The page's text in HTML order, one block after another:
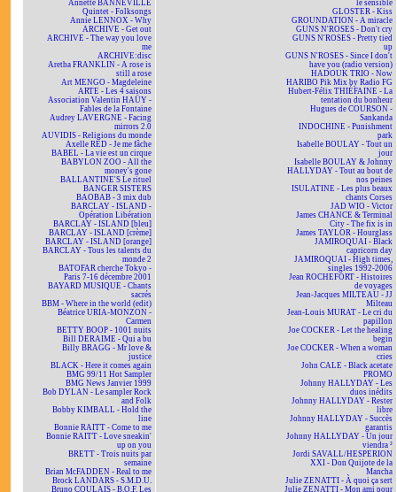
Annette BANNEVILLE
Quintet - Folksongs
Annie LENNOX - Why
ARCHIVE - Get out
ARCHIVE - The way you love
me
ARCHIVE:disc
Aretha FRANKLIN - A rose is
still a rose
Art MENGO - Magdeleine
ARTE - Les 4 saisons
Association Valentin HAÜY -
Fables de la Fontaine
Audrey LAVERGNE - Facing
mirrors 2.0
AUVIDIS - Religions du monde
Axelle RED - Je me fâche
BABEL - La vie est un cirque
BABYLON ZOO - All the
money's gone
BALLANTINE'S Le rituel
BANGER SISTERS
BAOBAB - 3 mix dub
BARCLAY - ISLAND -
Opération Libération
BARCLAY - ISLAND [bleu]
BARCLAY - ISLAND [crème]
BARCLAY - ISLAND [orange]
BARCLAY - Tous les talents du
monde 2
BATOFAR cherche Tokyo -
Paris 7-16 décembre 2001
BAYARD MUSIQUE - Chants
sacrés
BBM - Where in the world (edit)
Béatrice URIA-MONZON -
Carmen
BETTY BOOP - 1001 nuits
Bill DERAIME - Qui a bu
Billy BRAGG - Mr love &
justice
BLACK - Here it comes again
BMG 99/11 Hot Sampler
BMG News Janvier 1999
Bob DYLAN - Le sampler Rock
and Folk
Bobby KIMBALL - Hold the
line
Bonnie RAITT - Come to me
Bonnie RAITT - Love sneakin'
up on you
BRETT - Trois nuits par
semaine
Brian McFADDEN - Real to me
Brock LANDARS - S.M.D.U.
Bruno COULAIS - B.O.F. Les
le sensible
GLOSTER - Kiss
GROUNDATION - A miracle
GUNS N'ROSES - Don't cry
GUNS N'ROSES - Pretty tied
up
GUNS N'ROSES - Since I don't
have you (radio version)
HADOUK TRIO - Now
HARIBO Pik Mix by Radio FG
Hubert-Félix THIÉFAINE - La
tentation du bonheur
Hugues de COURSON -
Sankanda
INDOCHINE - Punishment
park
Isabelle BOULAY - Tout un
jour
Isabelle BOULAY & Johnny
HALLYDAY - Tout au bout de
nos peines
ISULATINE - Les plus beaux
chants Corses
JAD WIO - Victor
James CHANCE & Terminal
City - The fix is in
James TAYLOR - Hourglass
JAMIROQUAI - Black
capricorn day
JAMIROQUAI - High times,
singles 1992-2006
Jean ROCHEFORT - Histoires
de voyages
Jean-Jacques MILTEAU - JJ
Milteau
Jean-Louis MURAT - Le cri du
papillon
Joe COCKER - Let the healing
begin
Joe COCKER - When a woman
cries
John CALE - Black acetate
PROMO
Johnny HALLYDAY - Les
duos inédits
Johnny HALLYDAY - Rester
libre
Johnny HALLYDAY - Succès
garantis
Johnny HALLYDAY - Un jour
viendra ²
Jordi SAVALL/HESPERION
XXI - Don Quijote de la
Mancha
Julie ZENATTI - À quoi ça sert
Julie ZENATTI - Mon ami pour